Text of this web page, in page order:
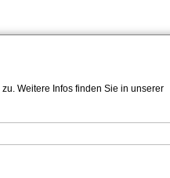
Weitere Infos finden Sie in unserer